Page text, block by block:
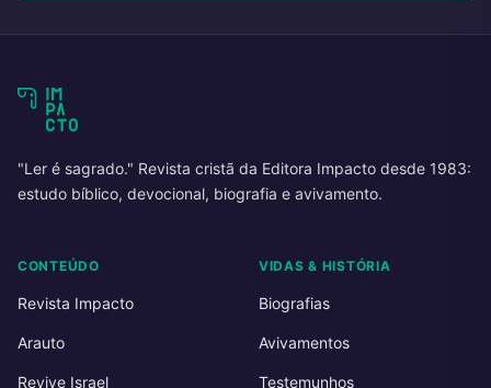
"Ler é sagrado." Revista cristã da Editora Impacto desde 1983:
estudo bíblico, devocional, biografia e avivamento.
CONTEÚDO
Revista Impacto
Arauto
Revive Israel
VIDAS & HISTÓRIA
Biografias
Avivamentos
Testemunhos